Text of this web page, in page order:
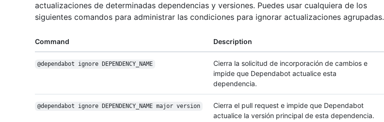
actualizaciones de determinadas dependencias y versiones. Puedes usar cualquiera de los
siguientes comandos para administrar las condiciones para ignorar actualizaciones agrupadas.
Command Description
@dependabot ignore DEPENDENCY_NAME
Cierra la solicitud de incorporación de cambios e
impide que Dependabot actualice esta
dependencia.
@dependabot ignore DEPENDENCY_NAME major version
Cierra el pull request e impide que Dependabot
actualice la versión principal de esta dependencia.